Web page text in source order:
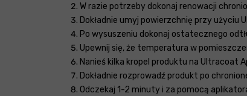
W razie potrzeby dokonaj renowacji
Dokładnie umyj powierzchnię przy użyciu
Po wysuszeniu dokonaj ostatecznego
Upewnij się, że temperatura w
Nanieś kilka kropel produktu na Ultracoat
Dokładnie rozprowadź produkt po
Odczekaj 1-2 minuty i za pomocą